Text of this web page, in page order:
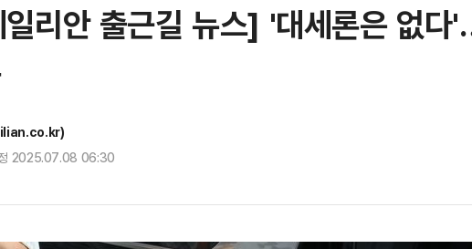
리안 출근길 뉴스] '대세론은 없
2025.07.08 06:30